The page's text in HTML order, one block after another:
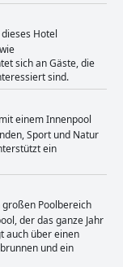
Hotel
sich an Gäste, die
sind.
einem Innenpool
Sport und Natur
ein
Poolbereich
der das ganze Jahr
auch über einen
und ein